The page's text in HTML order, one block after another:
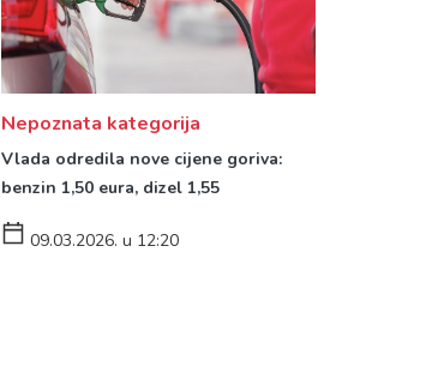
Nepoznata kategorija
Vlada odredila nove cijene goriva:
benzin 1,50 eura, dizel 1,55
09.03.2026. u 12:20